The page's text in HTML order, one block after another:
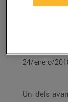
La
24/enero/
Un dels